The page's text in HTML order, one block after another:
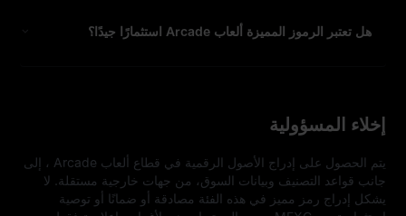
هل تعتبر الرموز المميزة ألعاب Arcade استثمارًا جيدًا؟
إخلاء المسؤولية